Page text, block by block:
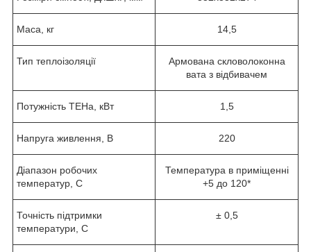
Маса, кг 14,5
Тип теплоізоляції
Армована скловолоконна
вата з відбивачем
Потужність ТЕНа, кВт 1,5
Напруга живлення, В 220
Діапазон робочих
температур, С
Температура в приміщенні
+5 до 120*
Точність підтримки
температури, С
± 0,5